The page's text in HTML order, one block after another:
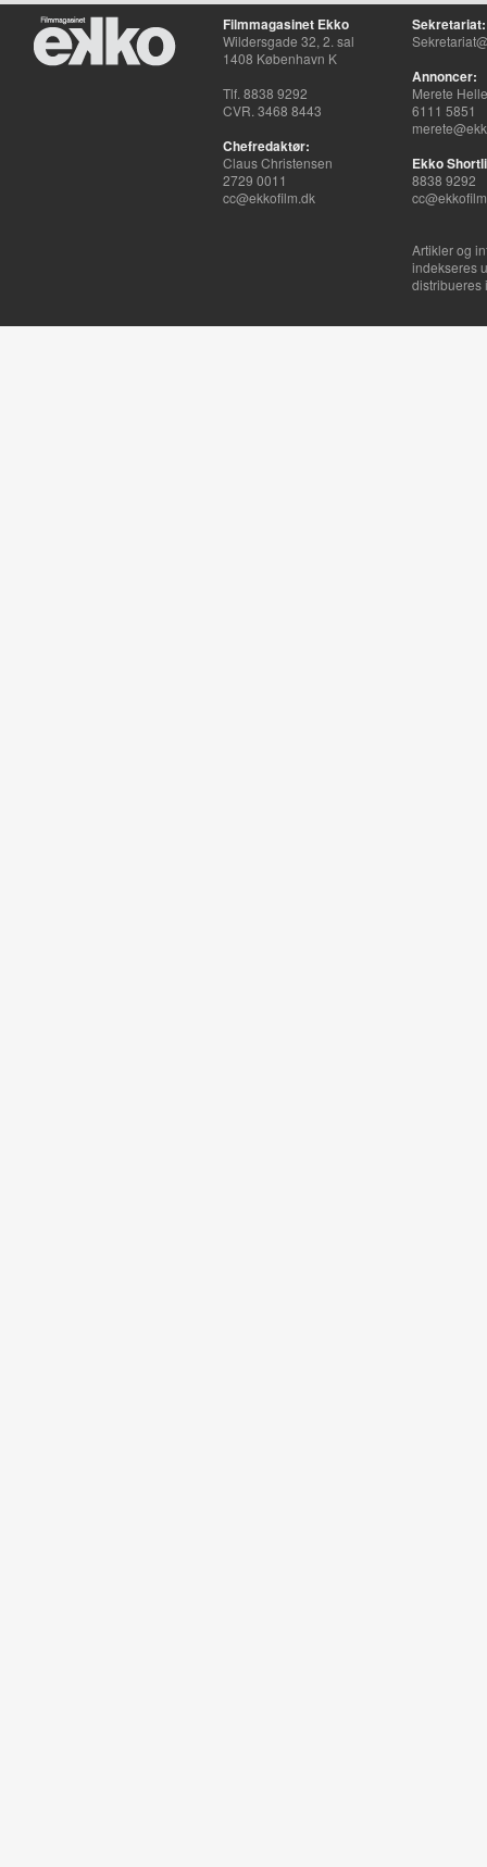
Filmmagasinet Ekko
Wildersgade 32, 2. sal
1408 København K
Tlf. 8838 9292
CVR. 3468 8443
Chefredaktør:
Claus Christensen
2729 0011
cc@ekkofilm.dk
Sekretariat:
Annoncer:
Merete
6111 5851
Ekko
8838 9292
Artikler og
indekseres
distribueres